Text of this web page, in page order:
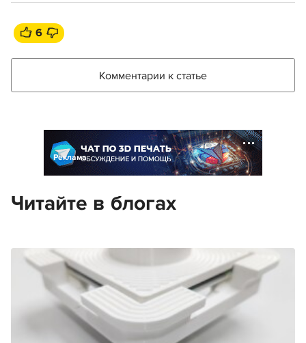
6
Комментарии к статье
Реклама
Читайте в блогах